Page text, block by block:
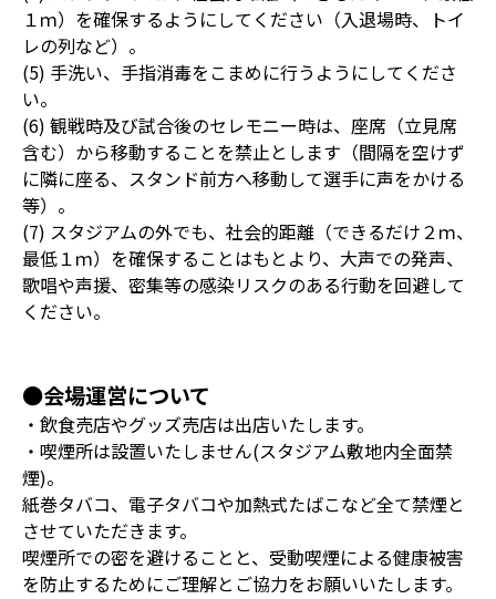
１ｍ）を確保するようにしてください（入退場時、トイ
レの列など）。
(5) 手洗い、手指消毒をこまめに行うようにしてくださ
い。
(6) 観戦時及び試合後のセレモニー時は、座席（立見席
含む）から移動することを禁止とします（間隔を空けず
に隣に座る、スタンド前方へ移動して選手に声をかける
等）。
(7) スタジアムの外でも、社会的距離（できるだけ２ｍ、
最低１ｍ）を確保することはもとより、大声での発声、
歌唱や声援、密集等の感染リスクのある行動を回避して
ください。
●会場運営について
・飲食売店やグッズ売店は出店いたします。
・喫煙所は設置いたしません(スタジアム敷地内全面禁
煙)。
紙巻タバコ、電子タバコや加熱式たばこなど全て禁煙と
させていただきます。
喫煙所での密を避けることと、受動喫煙による健康被害
を防止するためにご理解とご協力をお願いいたします。